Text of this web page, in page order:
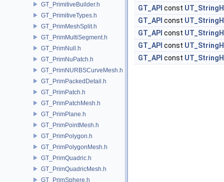
GT_PrimitiveBuilder.h
GT_PrimitiveTypes.h
GT_PrimMeshSplit.h
GT_PrimMultiSegment.h
GT_PrimNull.h
GT_PrimNuPatch.h
GT_PrimNURBSCurveMesh.h
GT_PrimPackedDetail.h
GT_PrimPatch.h
GT_PrimPatchMesh.h
GT_PrimPlane.h
GT_PrimPointMesh.h
GT_PrimPolygon.h
GT_PrimPolygonMesh.h
GT_PrimQuadric.h
GT_PrimQuadricMesh.h
GT_PrimSphere.h
GT_API const
GT_API const
GT_API const
GT_API const
GT_API const